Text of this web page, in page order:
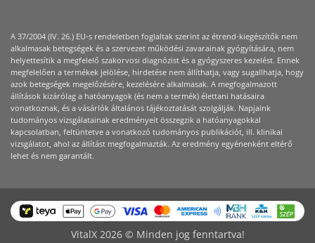
A 37/2004 (IV. 26.) EU-s rendeletben foglaltak szerint az étrend-kiegészítők nem
alkalmasak betegségek és a szervezet működési zavarainak gyógyítására, nem
helyettesítik a megfelelő szakorvosi diagnózist és a gyógyszeres kezelést. Ennek
megfelelően a termékek jelölése, hirdetése nem állíthatja, vagy sugallhatja, hogy
azok betegségek megelőzésére, kezelésére alkalmasak. A megfogalmazott
állítások kizárólag a hatóanyagok (és nem a termék) élettani hatásaira
vonatkoznak, és a vásárlók általános tájékoztatását szolgálják. Napjaink
tudományos vizsgálatainak eredményeit összegzik a hatóanyagokkal
kapcsolatban, feltüntetve a vonatkozó tudományos publikációt, ill. klinikai
vizsgálatot, ahol az állítást megfogalmazták. Az eredmény egyénenként eltérő
lehet és nem garantált.
VitalX 2026 © Minden jog fenntartva!